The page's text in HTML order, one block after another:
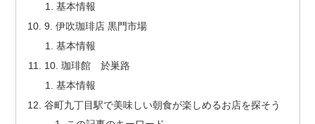
基本情報
9. 伊吹珈琲店 黒門市場
基本情報
10. 珈琲館 於巣路
基本情報
谷町九丁目駅で美味しい朝食が楽しめるお店を探そう